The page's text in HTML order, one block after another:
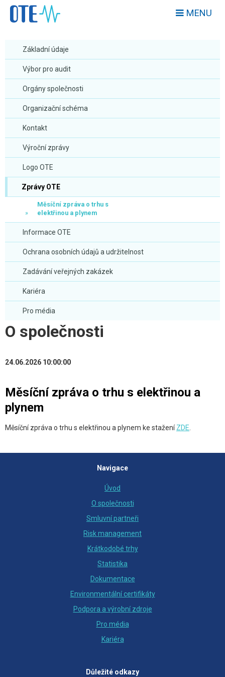
MENU
Základní údaje
Výbor pro audit
Orgány společnosti
Organizační schéma
Kontakt
Výroční zprávy
Logo OTE
Zprávy OTE
Měsíční zpráva o trhu s
elektřinou a plynem
Informace OTE
Ochrana osobních údajů a udržitelnost
Zadávání veřejných zakázek
Kariéra
Pro média
O společnosti
24.06.2026 10:00:00
Měsíční zpráva o trhu s elektřinou a
plynem
Měsíční zpráva o trhu s elektřinou a plynem ke staženíZDE
Navigace
Úvod
O společnosti
Smluvní partneři
Risk management
Krátkodobé trhy
Statistika
Dokumentace
Environmentální certifikáty
Podpora a výrobní zdroje
Pro média
Kariéra
Důležité odkazy